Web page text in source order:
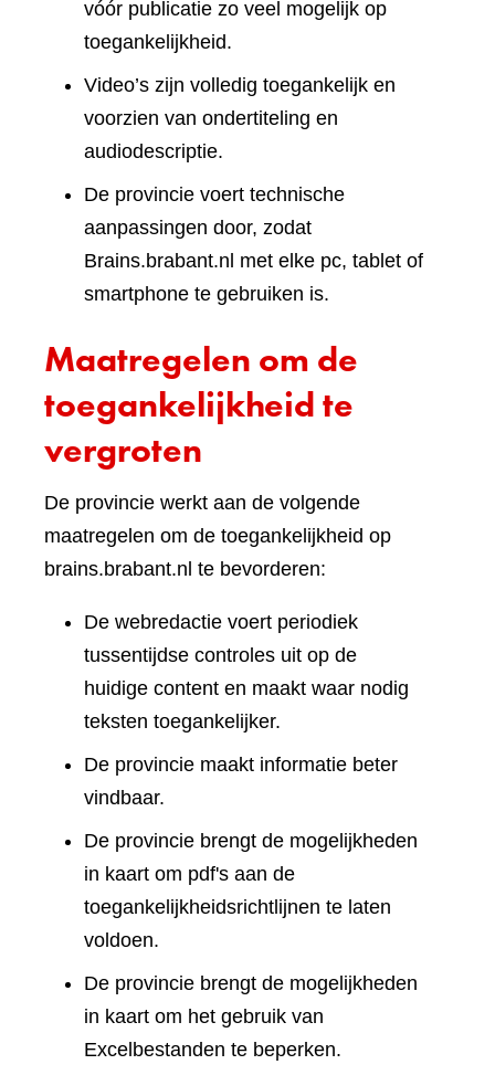
vóór publicatie zo veel mogelijk op
toegankelijkheid.
Video’s zijn volledig toegankelijk en
voorzien van ondertiteling en
audiodescriptie.
De provincie voert technische
aanpassingen door, zodat
Brains.brabant.nl met elke pc, tablet of
smartphone te gebruiken is.
Maatregelen om de
toegankelijkheid te
vergroten
De provincie werkt aan de volgende
maatregelen om de toegankelijkheid op
brains.brabant.nl te bevorderen:
De webredactie voert periodiek
tussentijdse controles uit op de
huidige content en maakt waar nodig
teksten toegankelijker.
De provincie maakt informatie beter
vindbaar.
De provincie brengt de mogelijkheden
in kaart om pdf's aan de
toegankelijkheidsrichtlijnen te laten
voldoen.
De provincie brengt de mogelijkheden
in kaart om het gebruik van
Excelbestanden te beperken.